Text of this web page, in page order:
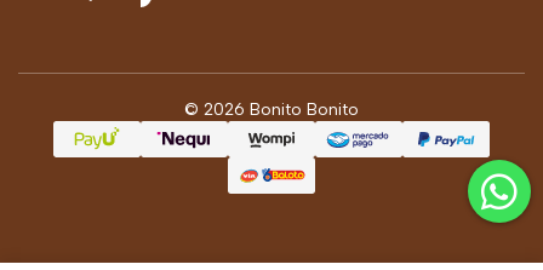
© 2026 Bonito Bonito